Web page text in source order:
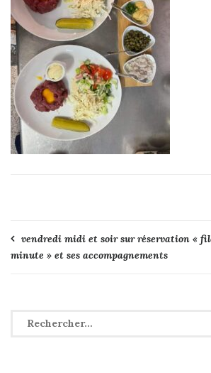
Navigation
de
vendredi midi et soir sur réservation «
minute » et ses accompagnements
Rechercher :